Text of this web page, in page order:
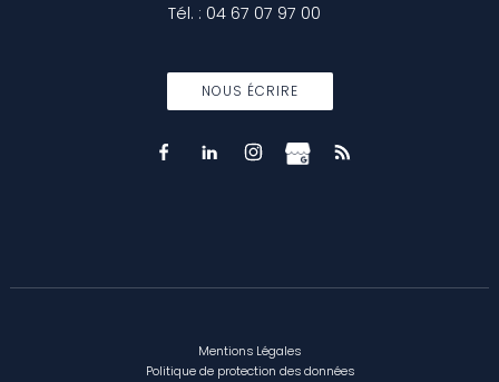
Tél. : 04 67 07 97 00
NOUS ÉCRIRE
Mentions Légales
Politique de protection des données